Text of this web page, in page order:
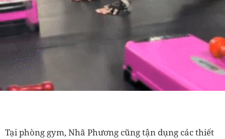
Tại phòng gym, Nhã Phương cũng tận dụng các thiết